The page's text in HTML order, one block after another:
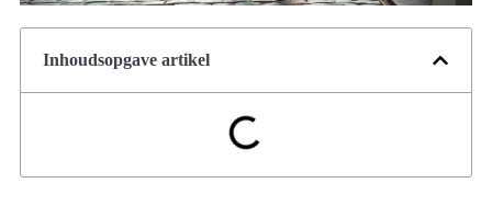
Inhoudsopgave artikel